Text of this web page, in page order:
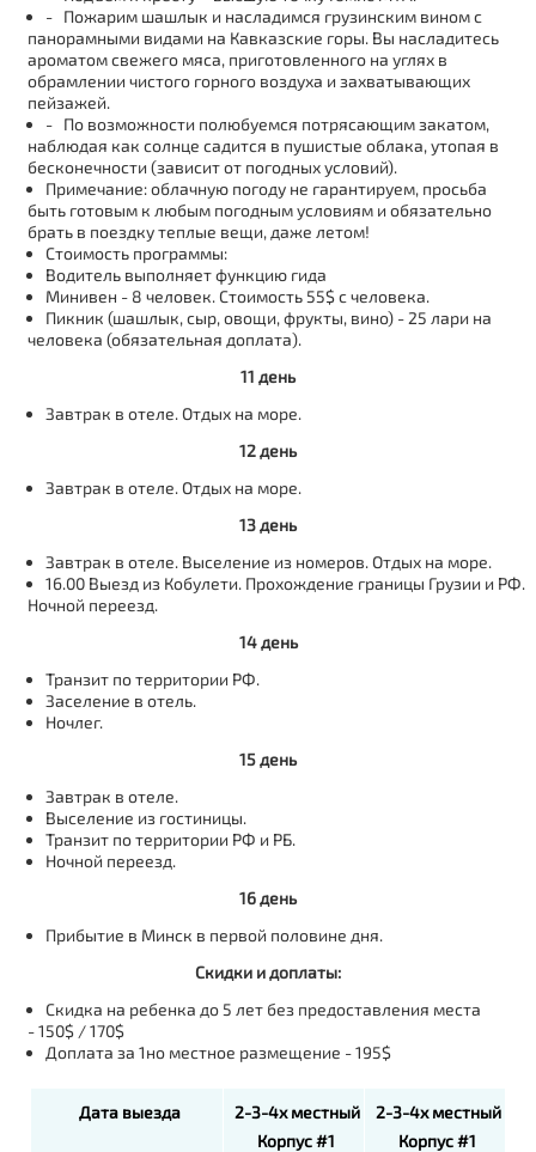
- Пожарим шашлык и насладимся грузинским вином с
панорамными видами на Кавказские горы. Вы насладитесь
ароматом свежего мяса, приготовленного на углях в
обрамлении чистого горного воздуха и захватывающих
пейзажей.
- По возможности полюбуемся потрясающим закатом,
наблюдая как солнце садится в пушистые облака, утопая в
бесконечности (зависит от погодных условий).
Примечание: облачную погоду не гарантируем, просьба
быть готовым к любым погодным условиям и обязательно
брать в поездку теплые вещи, даже летом!
Стоимость программы:
Водитель выполняет функцию гида
Минивен - 8 человек. Стоимость 55$ с человека.
Пикник (шашлык, сыр, овощи, фрукты, вино) - 25 лари на
человека (обязательная доплата).
11 день
Завтрак в отеле. Отдых на море.
12 день
Завтрак в отеле. Отдых на море.
13 день
Завтрак в отеле. Выселение из номеров. Отдых на море.
16.00 Выезд из Кобулети. Прохождение границы Грузии и РФ.
Ночной переезд.
14 день
Транзит по территории РФ.
Заселение в отель.
Ночлег.
15 день
Завтрак в отеле.
Выселение из гостиницы.
Транзит по территории РФ и РБ.
Ночной переезд.
16 день
Прибытие в Минск в первой половине дня.
Скидки и доплаты:
Скидка на ребенка до 5 лет без предоставления места
-150$ / 170$
Доплата за 1но местное размещение - 195$
Дата выезда
2-3-4х местный
Корпус #1
2-3-4х местный
Корпус #1